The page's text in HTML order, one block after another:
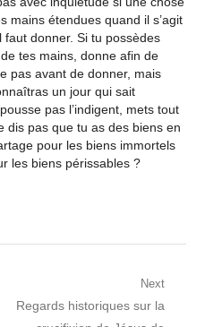
mains étendues quand il s’agit
donner. Si tu possèdes
tes mains, donne afin de
pas avant de donner, mais
un jour qui sait
pas l’indigent, mets tout
dis pas que tu as des biens en
pour les biens immortels
les biens périssables ?
Next
Next
Regards historiques sur la